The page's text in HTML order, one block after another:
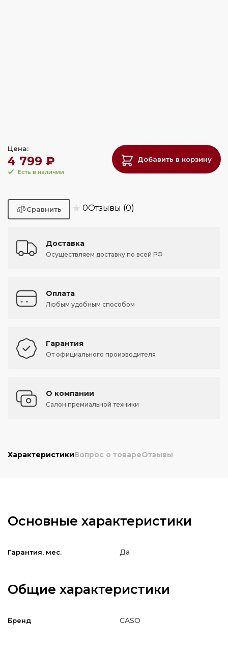
Цена:
4 799 ₽
Есть в наличии
Добавить в корзину
★ 0Отзывы (0)
Доставка
Осуществляем доставку по всей РФ
Оплата
Любым удобным способом
Гарантия
От официального производителя
О компании
Салон премиальной техники
ХарактеристикиВопрос о товареОтзывы
Основные характеристики
Гарантия, мес. Да
Общие характеристики
Бренд CASO